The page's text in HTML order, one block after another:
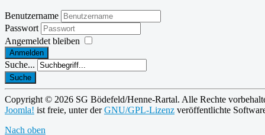
Benutzername
Passwort
Angemeldet bleiben
Anmelden
Suche...
Suche
Copyright © 2026 SG Bödefeld/Henne-Rartal. Alle Rechte
Joomla! ist freie, unter derGNU/GPL-Lizenz veröffentlichte
Nach oben